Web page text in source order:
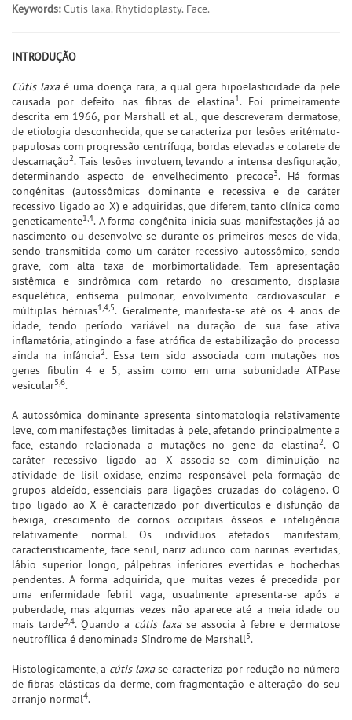
Keywords:Cutis laxa. Rhytidoplasty. Face.
INTRODUÇÃO
Cútis laxaé uma doença rara, a qual gera hipoelasticidade da pele
causada por defeito nas fibras de elastina1. Foi primeiramente
descrita em 1966, por Marshall et al., que descreveram dermatose,
de etiologia desconhecida, que se caracteriza por lesões eritêmato-
papulosas com progressão centrífuga, bordas elevadas e colarete de
descamação2. Tais lesões involuem, levando a intensa desfiguração,
determinando aspecto de envelhecimento precoce3. Há formas
congênitas (autossômicas dominante e recessiva e de caráter
recessivo ligado ao X) e adquiridas, que diferem, tanto clínica como
geneticamente1,4. A forma congênita inicia suas manifestações já ao
nascimento ou desenvolve-se durante os primeiros meses de vida,
sendo transmitida como um caráter recessivo autossômico, sendo
grave, com alta taxa de morbimortalidade. Tem apresentação
sistêmica e sindrômica com retardo no crescimento, displasia
esquelética, enfisema pulmonar, envolvimento cardiovascular e
múltiplas hérnias1,4,5. Geralmente, manifesta-se até os 4 anos de
idade, tendo período variável na duração de sua fase ativa
inflamatória, atingindo a fase atrófica de estabilização do processo
ainda na infância2. Essa tem sido associada com mutações nos
genes fibulin 4 e 5, assim como em uma subunidade ATPase
vesicular5,6.
A autossômica dominante apresenta sintomatologia relativamente
leve, com manifestações limitadas à pele, afetando principalmente a
face, estando relacionada a mutações no gene da elastina2. O
caráter recessivo ligado ao X associa-se com diminuição na
atividade de lisil oxidase, enzima responsável pela formação de
grupos aldeído, essenciais para ligações cruzadas do colágeno. O
tipo ligado ao X é caracterizado por divertículos e disfunção da
bexiga, crescimento de cornos occipitais ósseos e inteligência
relativamente normal. Os indivíduos afetados manifestam,
caracteristicamente, face senil, nariz adunco com narinas evertidas,
lábio superior longo, pálpebras inferiores evertidas e bochechas
pendentes. A forma adquirida, que muitas vezes é precedida por
uma enfermidade febril vaga, usualmente apresenta-se após a
puberdade, mas algumas vezes não aparece até a meia idade ou
mais tarde2,4. Quando a cútis laxase associa à febre e dermatose
neutrofílica é denominada Síndrome de Marshall5.
Histologicamente, a cútis laxase caracteriza por redução no número
de fibras elásticas da derme, com fragmentação e alteração do seu
arranjo normal4.